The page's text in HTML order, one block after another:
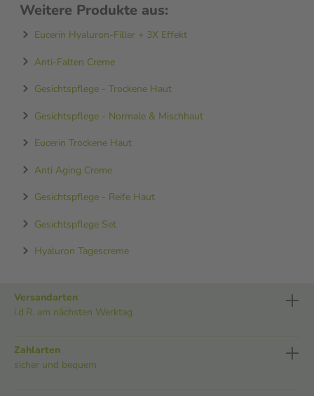
Weitere Produkte aus:
Eucerin Hyaluron-Filler + 3X Effekt
Anti-Falten Creme
Gesichtspflege - Trockene Haut
Gesichtspflege - Normale & Mischhaut
Eucerin Trockene Haut
Anti Aging Creme
Gesichtspflege - Reife Haut
Gesichtspflege Set
Hyaluron Tagescreme
Versandarten
i.d.R. am nächsten Werktag
Zahlarten
sicher und bequem